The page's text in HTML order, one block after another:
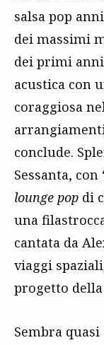
salsa pop
dei massimi
dei primi
acustica con
coraggiosa
conclude.
Sessanta,
lounge pop di
una
cantata da
viaggi
progetto della
Sembra